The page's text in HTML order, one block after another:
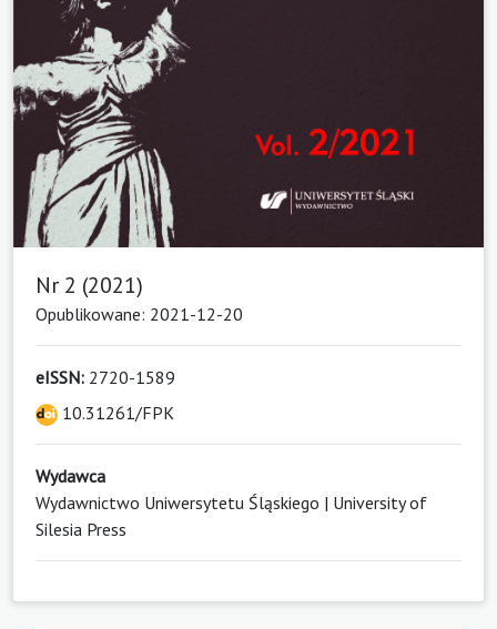
Nr 2 (2021)
Opublikowane: 2021-12-20
eISSN: 2720-1589
10.31261/FPK
Wydawca
Wydawnictwo Uniwersytetu Śląskiego | University of
Silesia Press